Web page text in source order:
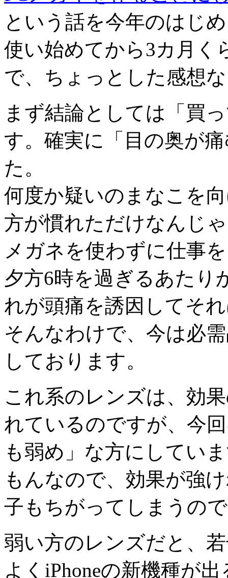
という話を今年のはじ
使い始めてから3カ月く
で、ちょっとした感想
まず結論としては「買
す。確実に「目の奥が
た。
何度か疑いのまなこを
方が慣れただけなんじ
メガネを使わずに仕事
夕方6時を過ぎるあたり
れが頭痛を誘因してそ
そんなわけで、今は必
しております。
これ系のレンズは、効
れているのですが、今
も弱め」な方にしてい
もんなので、効果が強
子もちがってしまうの
弱い方のレンズだと、
よくiPhoneの新機種が